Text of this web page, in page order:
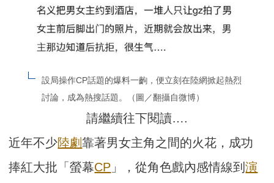
設局操作CP話題的爆料一齣，便立刻在陸網掀起熱烈
討論，成為熱搜話題。（圖／翻攝自微博）
請繼續往下閱讀….
近年不少陸劇靠著男女主角之間的火花，成功
捧紅大批「螢幕CP 」，從角色戲內感情線到演